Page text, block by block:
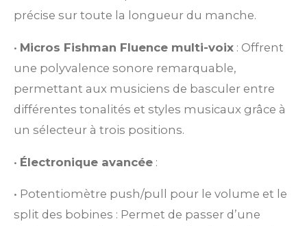
précise sur toute la longueur du manche.
• Micros Fishman Fluence multi-voix : Offrent
une polyvalence sonore remarquable,
permettant aux musiciens de basculer entre
différentes tonalités et styles musicaux grâce à
un sélecteur à trois positions.
• Électronique avancée :
• Potentiomètre push/pull pour le volume et le
split des bobines : Permet de passer d’une